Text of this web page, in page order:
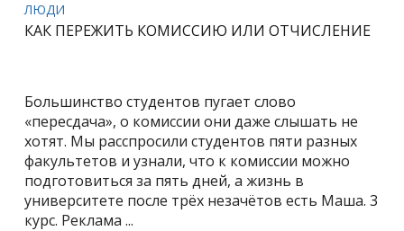
ЛЮДИ
КАК ПЕРЕЖИТЬ КОМИССИЮ ИЛИ ОТЧИСЛЕНИЕ
Большинство студентов пугает слово
«пересдача», о комиссии они даже слышать не
хотят. Мы расспросили студентов пяти разных
факультетов и узнали, что к комиссии можно
подготовиться за пять дней, а жизнь в
университете после трёх незачётов есть Маша. 3
курс. Реклама ...